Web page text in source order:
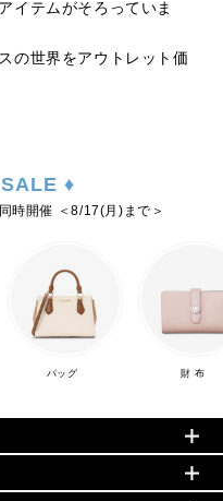
イテムがそろっていま
の世界をアウトレット価
♦
時開催 ＜8/17(月)まで＞
バッグ 財 布